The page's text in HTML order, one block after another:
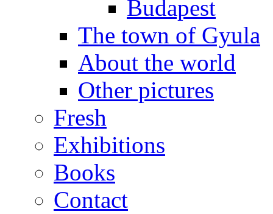
Budapest
The town of Gyula
About the world
Other pictures
Fresh
Exhibitions
Books
Contact